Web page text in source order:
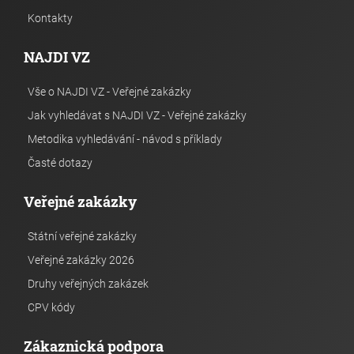
Kontakty
NAJDI VZ
Vše o NAJDI VZ - Veřejné zakázky
Jak vyhledávat s NAJDI VZ - Veřejné zakázky
Metodika vyhledávání - návod s příklady
Časté dotazy
Veřejné zakázky
Státní veřejné zakázky
Veřejné zakázky 2026
Druhy veřejných zakázek
CPV kódy
Zákaznická podpora